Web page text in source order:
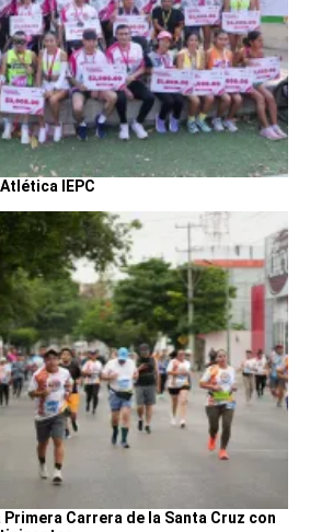
IEPC
Carrera de la Santa Cruz con